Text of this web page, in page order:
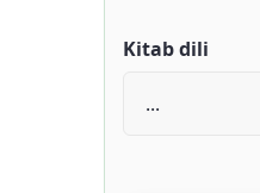
Kitab dili